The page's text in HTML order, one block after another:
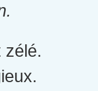
zélé.